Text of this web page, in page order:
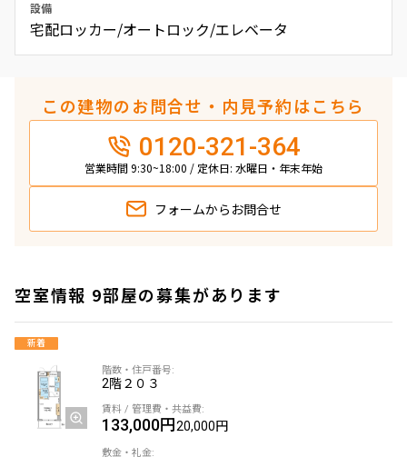
設備
宅配ロッカー/オートロック/エレベータ
この建物のお問合せ・内見予約はこちら
0120-321-364
営業時間 9:30~18:00 / 定休日: 水曜日・年末年始
フォームから お問合せ
空室情報 9部屋の募集があります
新着
2階２０３
133,000円20,000円